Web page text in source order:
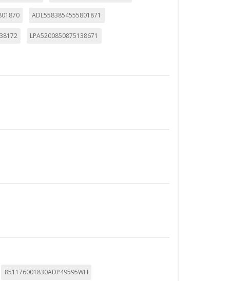
ADL5583854555801871
LPA5200850875138671
851176001830ADP49595WH